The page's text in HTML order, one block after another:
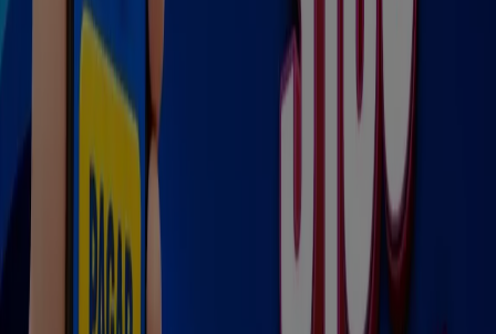
Salud en Dolores Hidalgo
Farmacias Similares
Bienvenido a la tienda de Farmacias Similares
en
Tiendeo, donde podrás descubrir las mejores
ofertas
promociones
y catálogos
de esta destacada marca del
Farmacias y Salud
. Nuestra tienda física está
ubicada en Yucatan, 16 A Dolores Hidalgo , y en ella
encontrarás una amplia gama de productos de calidad
que te permitirán ahorrar durante todo el agosto de
2026